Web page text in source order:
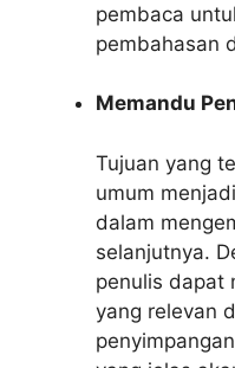
pembaca
pembahasan
Memandu
Tujuan yang
umum
dalam
selanjutnya.
penulis dapat
yang relevan